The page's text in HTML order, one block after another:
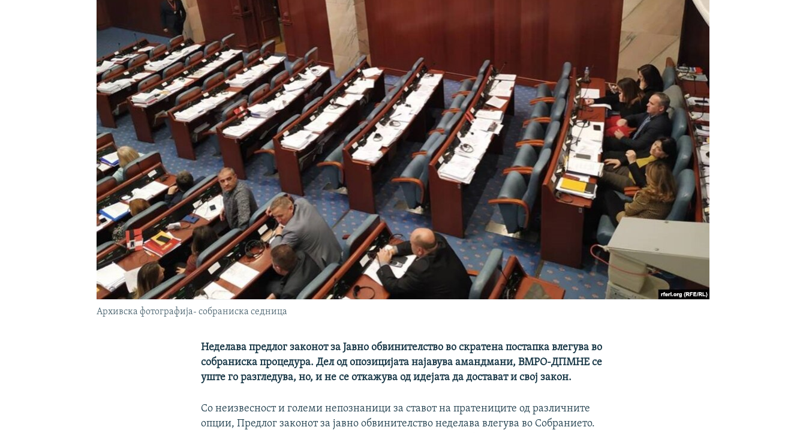
Архивска фотографија- собраниска седница
Неделава предлог законот за Јавно обвинителство во скратена постапка влегува во
собраниска процедура. Дел од опозицијата најавува амандмани, ВМРО-ДПМНЕ се
уште го разгледува, но, и не се откажува од идејата да достават и свој закон.
Со неизвесност и големи непознаници за ставот на пратениците од различните
опции, Предлог законот за јавно обвинителство неделава влегува во Собранието.